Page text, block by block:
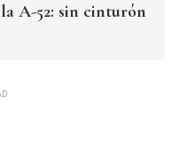
A-52: sin cinturón